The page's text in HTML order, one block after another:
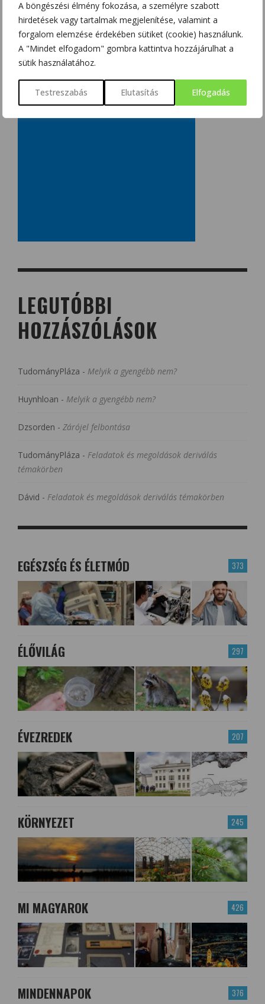
A böngészési élmény fokozása, a személyre szabott
hirdetések vagy tartalmak megjelenítése, valamint a
forgalom elemzése érdekében sütiket (cookie) használunk.
A "Mindet elfogadom" gombra kattintva hozzájárulhat a
sütik használatához.
Testreszabás Elutasítás Elfogadás
LEGUTÓBBI
HOZZÁSZÓLÁSOK
TudományPláza - Melyik a gyengébb nem?
Huynhloan - Melyik a gyengébb nem?
Dzsorden - Zárójel felbontása
TudományPláza - Feladatok és megoldások deriválás
témakörben
Dávid - Feladatok és megoldások deriválás témakörben
373
EGÉSZSÉG ÉS ÉLETMÓD
297
ÉLŐVILÁG
207
ÉVEZREDEK
245
KÖRNYEZET
426
MI MAGYAROK
376
MINDENNAPOK